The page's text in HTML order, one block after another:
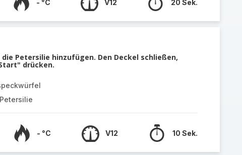
- °C V12 20 Sek.
Petersilie hinzufügen. Den Deckel schließen,
drücken.
- °C V12 10 Sek.